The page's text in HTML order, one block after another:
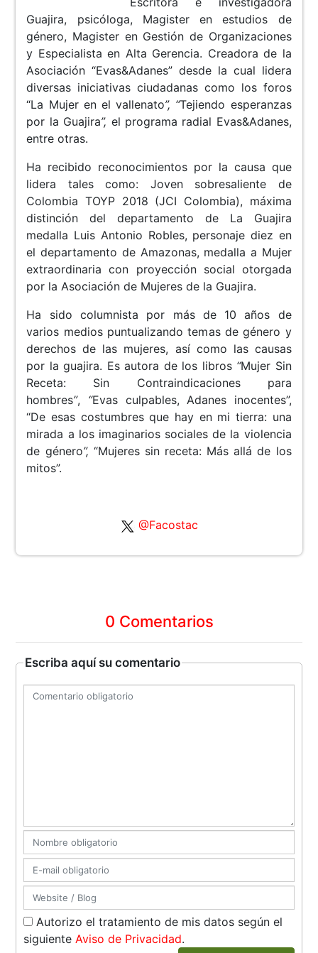
Guajira, psicóloga, Magister en estudios de
género, Magister en Gestión de Organizaciones
y Especialista en Alta Gerencia. Creadora de la
Asociación “Evas&Adanes” desde la cual lidera
diversas iniciativas ciudadanas como los foros
“La Mujer en el vallenato”, “Tejiendo esperanzas
por la Guajira”, el programa radial Evas&Adanes,
entre otras.
Ha recibido reconocimientos por la causa que
lidera tales como: Joven sobresaliente de
Colombia TOYP 2018 (JCI Colombia), máxima
distinción del departamento de La Guajira
medalla Luis Antonio Robles, personaje diez en
el departamento de Amazonas, medalla a Mujer
extraordinaria con proyección social otorgada
por la Asociación de Mujeres de la Guajira.
Ha sido columnista por más de 10 años de
varios medios puntualizando temas de género y
derechos de las mujeres, así como las causas
por la guajira. Es autora de los libros “Mujer Sin
Receta: Sin Contraindicaciones para
hombres”, “Evas culpables, Adanes inocentes”,
“De esas costumbres que hay en mi tierra: una
mirada a los imaginarios sociales de la violencia
de género”, “Mujeres sin receta: Más allá de los
mitos”.
@Facostac
0 Comentarios
Escriba aquí su comentario
Autorizo el tratamiento de mis datos según el
siguienteAviso de Privacidad.